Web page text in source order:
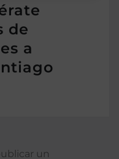
de
a
un